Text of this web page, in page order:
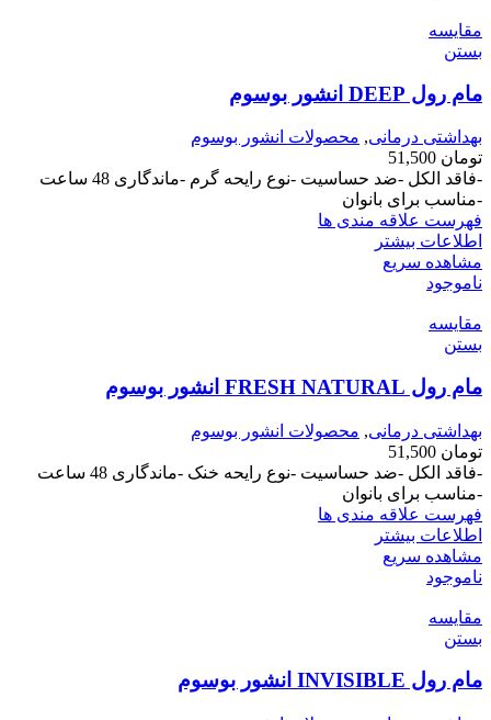
مقایسه
بستن
مام رول DEEP انشور بوسوم
بهداشتی درمانی, محصولات انشور بوسوم
تومان
-فاقد الکل -ضد حساسیت -نوع رایحه گرم -ماندگاری 48 ساعت
-مناسب برای بانوان
فهرست علاقه مندی ها
اطلاعات بیشتر
مشاهده سریع
ناموجود
مقایسه
بستن
مام رول FRESH NATURAL انشور بوسوم
بهداشتی درمانی, محصولات انشور بوسوم
تومان
-فاقد الکل -ضد حساسیت -نوع رایحه خنک -ماندگاری 48 ساعت
-مناسب برای بانوان
فهرست علاقه مندی ها
اطلاعات بیشتر
مشاهده سریع
ناموجود
مقایسه
بستن
مام رول INVISIBLE انشور بوسوم